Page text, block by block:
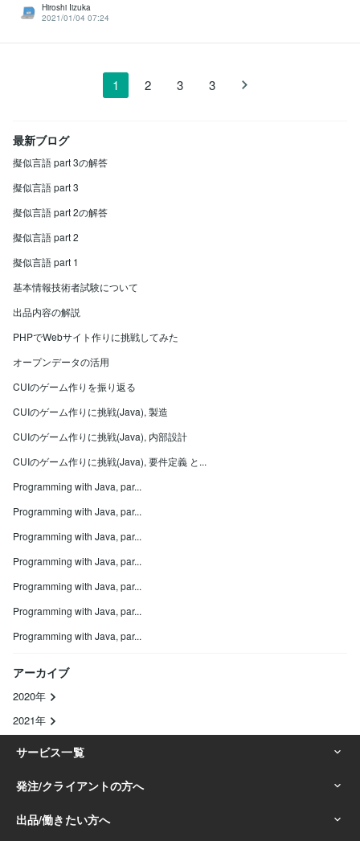
Hiroshi Iizuka
2021/01/04 07:24
1 2 3 3
最新ブログ
擬似言語 part 3の解答
擬似言語 part 3
擬似言語 part 2の解答
擬似言語 part 2
擬似言語 part 1
基本情報技術者試験について
出品内容の解説
PHPでWebサイト作りに挑戦してみた
オープンデータの活用
CUIのゲーム作りを振り返る
CUIのゲーム作りに挑戦(Java), 製造
CUIのゲーム作りに挑戦(Java), 内部設計
CUIのゲーム作りに挑戦(Java), 要件定義 と...
Programming with Java, par...
Programming with Java, par...
Programming with Java, par...
Programming with Java, par...
Programming with Java, par...
Programming with Java, par...
Programming with Java, par...
アーカイブ
2020年
2021年